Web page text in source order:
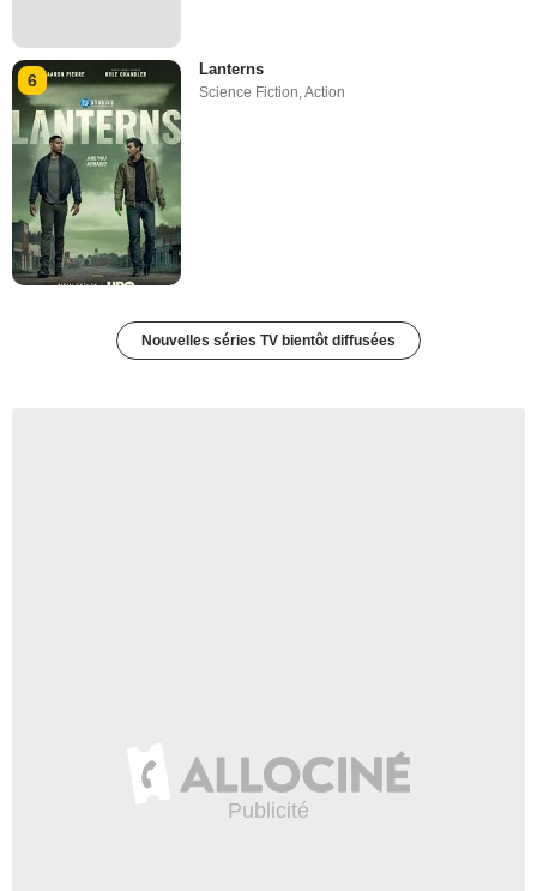
6
Lanterns
Science Fiction,Action
Nouvelles séries TV bientôt diffusées